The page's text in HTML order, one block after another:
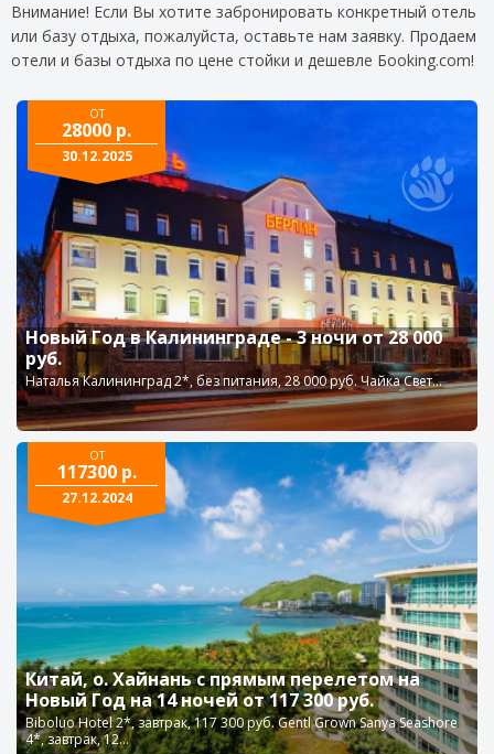
Внимание! Если Вы хотите забронировать конкретный отель
или базу отдыха, пожалуйста, оставьте нам заявку. Продаем
отели и базы отдыха по цене стойки и дешевле Бooking.com!
ОТ
28000 р.
30.12.2025
Новый Год в Калининграде - 3 ночи от 28 000
руб.
Наталья Калининград 2*, без питания, 28 000 руб. Чайка Свет...
ОТ
117300 р.
27.12.2024
Китай, о. Хайнань с прямым перелетом на
Новый Год на 14 ночей от 117 300 руб.
Biboluo Hotel 2*, завтрак, 117 300 руб. Gentl Grown Sanya Seashore
4*, завтрак, 12...